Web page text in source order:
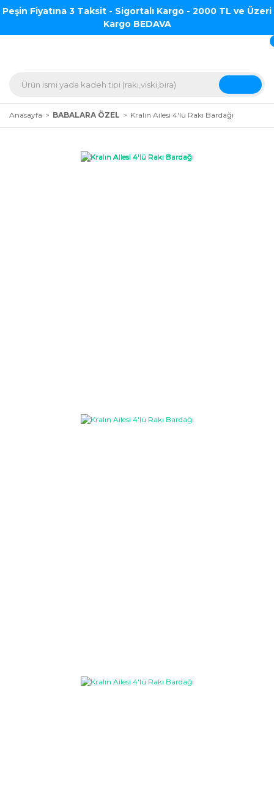
Peşin Fiyatına 3 Taksit - Sigortalı Kargo - 2000 TL ve Üzeri
Kargo BEDAVA
Anasayfa BABALARA ÖZEL Kralın Ailesi 4'lü Rakı Bardağı